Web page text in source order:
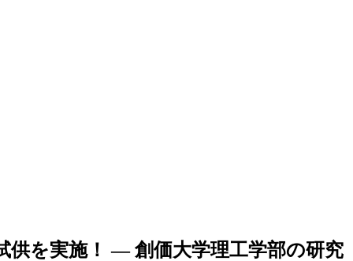
供を実施！ ― 創価大学理工学部の研究